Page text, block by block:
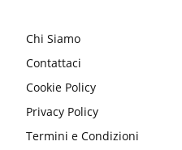
Chi Siamo
Contattaci
Cookie Policy
Privacy Policy
Termini e Condizioni